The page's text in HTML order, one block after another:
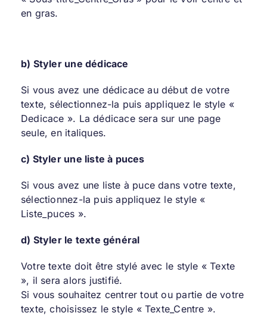
en gras.
b) Styler une dédicace
Si vous avez une dédicace au début de votre
texte, sélectionnez-la puis appliquez le style «
Dedicace ». La dédicace sera sur une page
seule, en italiques.
c) Styler une liste à puces
Si vous avez une liste à puce dans votre texte,
sélectionnez-la puis appliquez le style «
Liste_puces ».
d) Styler le texte général
Votre texte doit être stylé avec le style « Texte
», il sera alors justifié.
Si vous souhaitez centrer tout ou partie de votre
texte, choisissez le style « Texte_Centre ».